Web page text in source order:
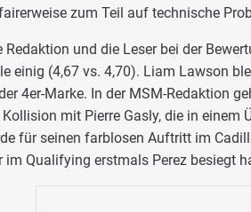
zum Teil auf technische
Redaktion und die Leser bei der
einig (4,67 vs. 4,70). Liam Lawson
4er-Marke. In der MSM-Redaktion
mit Pierre Gasly, die in einem
für seinen farblosen Auftritt im
im Qualifying erstmals Perez besiegt